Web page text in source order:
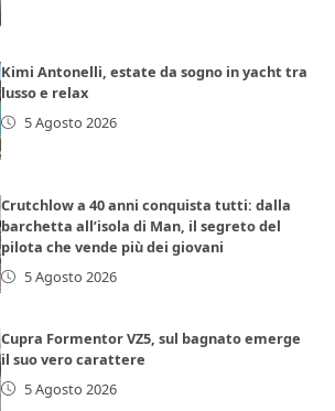
Kimi Antonelli, estate da sogno in yacht tra
lusso e relax
5 Agosto 2026
Crutchlow a 40 anni conquista tutti: dalla
barchetta all’isola di Man, il segreto del
pilota che vende più dei giovani
5 Agosto 2026
Cupra Formentor VZ5, sul bagnato emerge
il suo vero carattere
5 Agosto 2026